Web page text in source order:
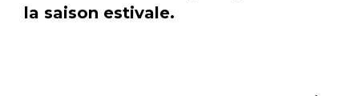
la saison estivale.